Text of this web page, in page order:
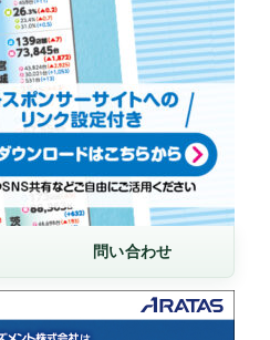
問い合わせ